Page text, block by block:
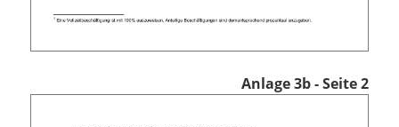
Anlage 3b - Seite 2